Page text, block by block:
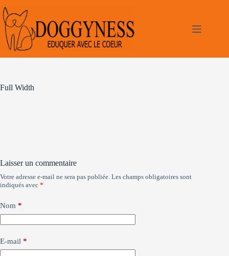
au
contenu
Full Width
Laisser un commentaire
Votre adresse e-mail ne sera pas publiée. Les champs obligatoires sont
indiqués avec *
Nom *
E-mail *